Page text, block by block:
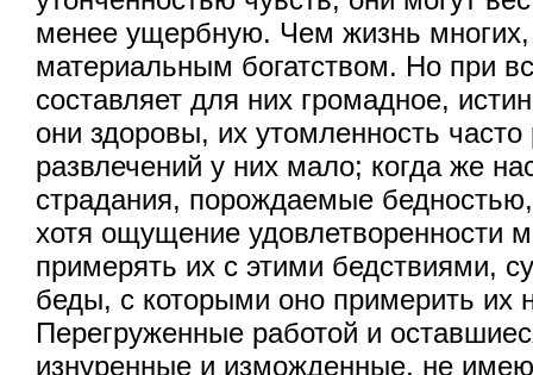
менее ущербную. Чем жизнь
материальным богатством. Но при
составляет для них громадное,
они здоровы, их утомленность
развлечений у них мало; когда же
страдания, порождаемые
хотя ощущение удовлетворенности
примерять их с этими бедствиями,
беды, с которыми оно примерить их
Перегруженные работой и
изнуренные и изможденные, не